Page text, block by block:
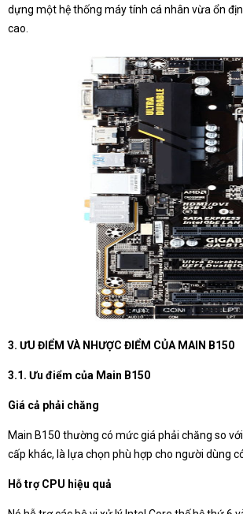
dựng một hệ thống máy tính cá nhân vừa ổn
cao.
3. ƯU ĐIỂM VÀ NHƯỢC ĐIỂM CỦA MAIN B150
3.1. Ưu điểm của Main B150
Giá cả phải chăng
Main B150 thường có mức giá phải chăng so
cấp khác, là lựa chọn phù hợp cho người dùng
Hỗ trợ CPU hiệu quả